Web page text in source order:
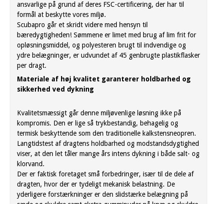
ansvarlige på grund af deres FSC-certificering, der har til
formål at beskytte vores miljø.
Scubapro går et skridt videre med hensyn til
bæredygtigheden! Sømmene er limet med brug af lim frit for
opløsningsmiddel, og polyesteren brugt til indvendige og
ydre belægninger, er udvundet af 45 genbrugte plastikflasker
per dragt.
Materiale af høj kvalitet garanterer holdbarhed og
sikkerhed ved dykning
Kvalitetsmæssigt går denne miljøvenlige løsning ikke på
kompromis. Den er lige så trykbestandig, behagelig og
termisk beskyttende som den traditionelle kalkstensneopren.
Langtidstest af dragtens holdbarhed og modstandsdygtighed
viser, at den let tåler mange års intens dykning i både salt- og
klorvand.
Der er faktisk foretaget små forbedringer, især til de dele af
dragten, hvor der er tydeligt mekanisk belastning. De
yderligere forstærkninger er den slidstærke belægning på